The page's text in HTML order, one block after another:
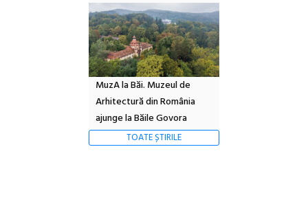
MuzA la Băi. Muzeul de
Arhitectură din România
ajunge la Băile Govora
TOATE ȘTIRILE